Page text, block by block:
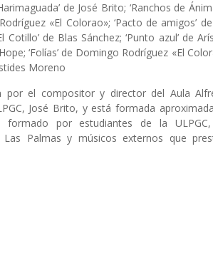
de José Brito; ‘Ranchos de
«El Colorao»; ‘Pacto de amigos’
de Blas Sánchez; ‘Punto azul’ de
‘Folías’ de Domingo Rodríguez «El
Moreno
por el compositor y director del Aula
José Brito, y está formada
por estudiantes de la
Palmas y músicos externos que